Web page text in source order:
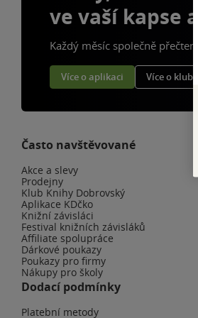
ve vaší kapse
Každý měsíc společně
Více o aplikaci Více o klubu
Často navštěvované
Akce a slevy
Prodejny
Klub Knihy Dobrovský
Aplikace KDčko
Knižní závisláci
Festival knižních závisláků
Affiliate spolupráce
Dárkové poukazy
Poukazy pro firmy
Nákupy pro školy
Dodací podmínky
Platební metody